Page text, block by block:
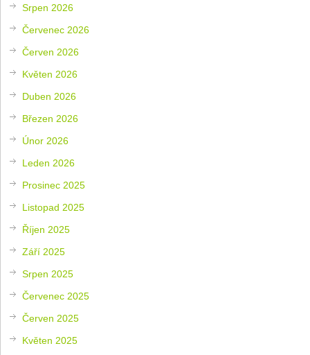
Srpen 2026
Červenec 2026
Červen 2026
Květen 2026
Duben 2026
Březen 2026
Únor 2026
Leden 2026
Prosinec 2025
Listopad 2025
Říjen 2025
Září 2025
Srpen 2025
Červenec 2025
Červen 2025
Květen 2025